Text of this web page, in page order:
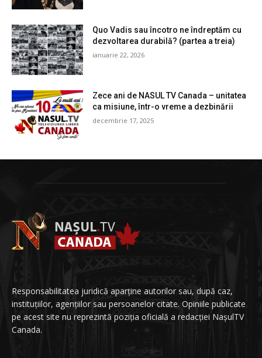
Quo Vadis sau încotro ne îndreptăm cu
dezvoltarea durabilă? (partea a treia)
ianuarie 22, 2026
Zece ani de NASUL TV Canada – unitatea
ca misiune, într-o vreme a dezbinării
decembrie 17, 2025
Responsabilitatea juridică aparține autorilor sau, după caz,
instituțiilor, agențiilor sau persoanelor citate. Opiniile publicate
pe acest site nu reprezintă poziția oficială a redacției NașulTV
Canada.